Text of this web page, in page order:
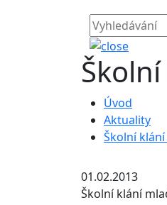
Úvod
Aktuality
Školní
01.02.2013
Školní klání